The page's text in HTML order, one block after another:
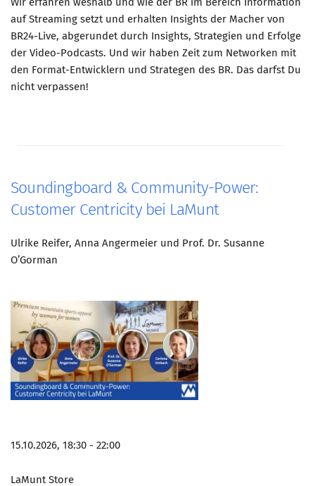
Wir erfahren weshalb und wie der BR im Bereich Information
auf Streaming setzt und erhalten Insights der Macher von
BR24-Live, abgerundet durch Insights, Strategien und Erfolge
der Video-Podcasts. Und wir haben Zeit zum Networken mit
den Format-Entwicklern und Strategen des BR. Das darfst Du
nicht verpassen!
Soundingboard & Community-Power:
Customer Centricity bei LaMunt
Ulrike Reifer, Anna Angermeier und Prof. Dr. Susanne
O’Gorman
15.10.2026, 18:30 - 22:00
LaMunt Store